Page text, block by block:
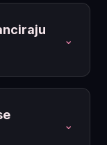
⌄
⌄